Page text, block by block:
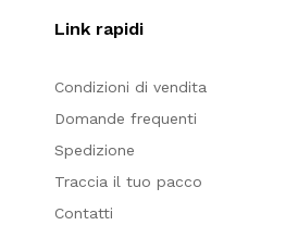
Link rapidi
Condizioni di vendita
Domande frequenti
Spedizione
Traccia il tuo pacco
Contatti